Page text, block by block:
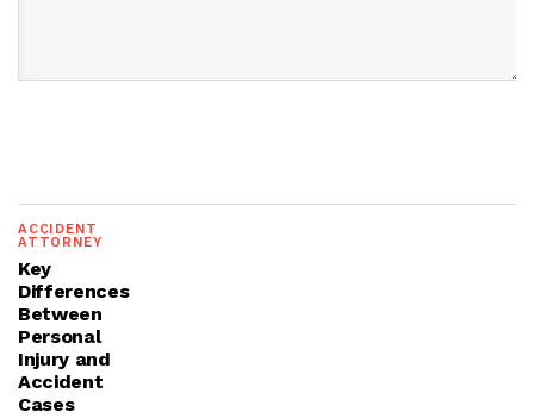
ACCIDENT
ATTORNEY
Key
Differences
Between
Personal
Injury and
Accident
Cases